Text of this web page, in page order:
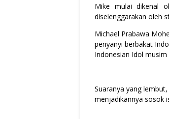
Mike mulai dikenal
diselenggarakan oleh
Michael Prabawa
penyanyi berbakat
Indonesian Idol
Suaranya yang
menjadikannya sosok